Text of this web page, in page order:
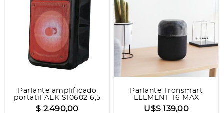
Parlante amplificado
portatil AEK S10602 6,5
con mic
$ 2.490,00
Parlante Tronsmart
ELEMENT T6 MAX
U$S 139,00